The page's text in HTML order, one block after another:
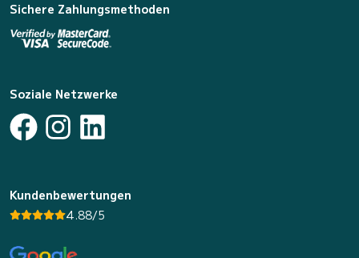
Sichere Zahlungsmethoden
Soziale Netzwerke
Kundenbewertungen
4.88/5